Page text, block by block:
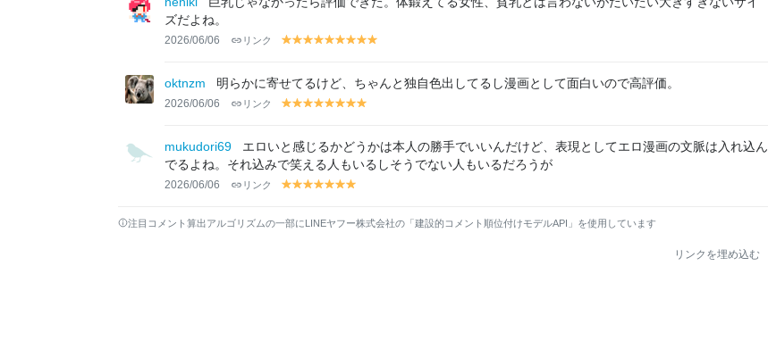
ズだよね。
2026/06/06 リンク
y
lo
w
y
lo
w
y
lo
w
y
lo
w
y
lo
w
y
lo
w
y
lo
w
y
lo
w
lo
oktnzm 明らかに寄せてるけど、ちゃんと独自色出してるし漫画として面白いので高評価。
2026/06/06 リンク
y
lo
w
y
lo
w
y
lo
w
y
lo
w
y
lo
w
y
lo
w
y
lo
w
lo
w
mukudori69
エロいと感じるかどうかは本人の勝手でいいんだけど、表現としてエロ漫画の文脈は入れ込ん
でるよね。それ込みで笑える人もいるしそうでない人もいるだろうが
2026/06/06 リンク
y
lo
y
lo
y
lo
y
lo
y
lo
y
lolo
注目コメント算出アルゴリズムの一部にLINEヤフー株式会社の「建設的コメント順位付けモデルAPI」を使用しています
リンクを埋め込む